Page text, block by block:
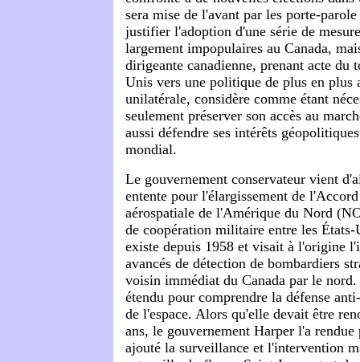
sera mise de l'avant par les porte-
justifier l'adoption d'une série de
largement impopulaires au Canada,
dirigeante canadienne, prenant acte du
Unis vers une politique de plus en plus
unilatérale, considère comme étant
seulement préserver son accès au
aussi défendre ses intérêts
mondial.
Le gouvernement conservateur vient
entente pour l'élargissement de
aérospatiale de l'Amérique du Nord
de coopération militaire entre les États-
existe depuis 1958 et visait à l'origine
avancés de détection de bombardiers
voisin immédiat du Canada par le
étendu pour comprendre la défense
de l'espace. Alors qu'elle devait être
ans, le gouvernement Harper l'a rendue
ajouté la surveillance et l'intervention